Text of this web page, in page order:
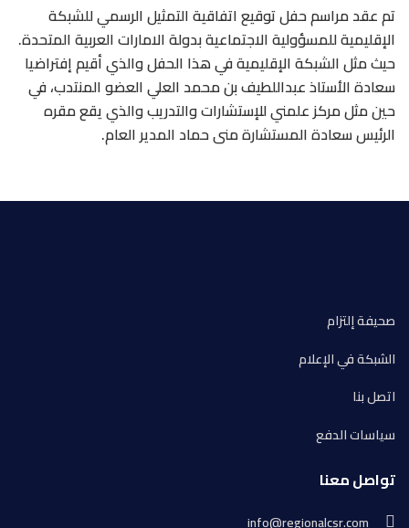
تم عقد مراسم حفل توقيع اتفاقية التمثيل الرسمي للشبكة
الإقليمية للمسؤولية الاجتماعية بدولة الامارات العربية المتحدة.
حيث مثل الشبكة الإقليمية في هذا الحفل والذي أقيم إفتراضيا
سعادة الأستاذ عبداللطيف بن محمد العلي العضو المنتدب، في
حين مثل مركز علمني للإستشارات والتدريب والذي يقع مقره
الرئيس سعادة المستشارة منى حماد المدير العام.
صحيفة إلتزام
الشبكة في الإعلام
اتصل بنا
سياسات الدفع
تواصل معنا